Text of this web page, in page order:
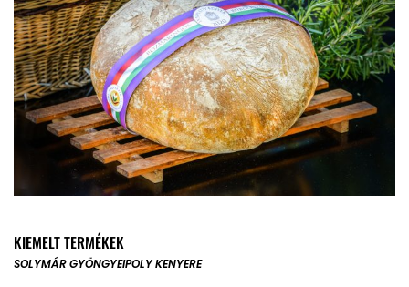
KIEMELT TERMÉKEK
SOLYMÁR GYÖNGYEIPOLY KENYERE